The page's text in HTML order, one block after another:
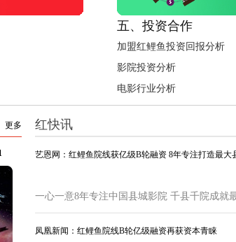
台运营商
五、投资合作
加盟红鲤鱼投资回报分析
影院投资分析
电影行业分析
更多 红快讯
艺恩网：红鲤鱼院线获亿级B轮融资 8年专注打造最大
一心一意8年专注中国县城影院 千县千院成就
凤凰新闻：红鲤鱼院线B轮亿级融资再获资本青睐